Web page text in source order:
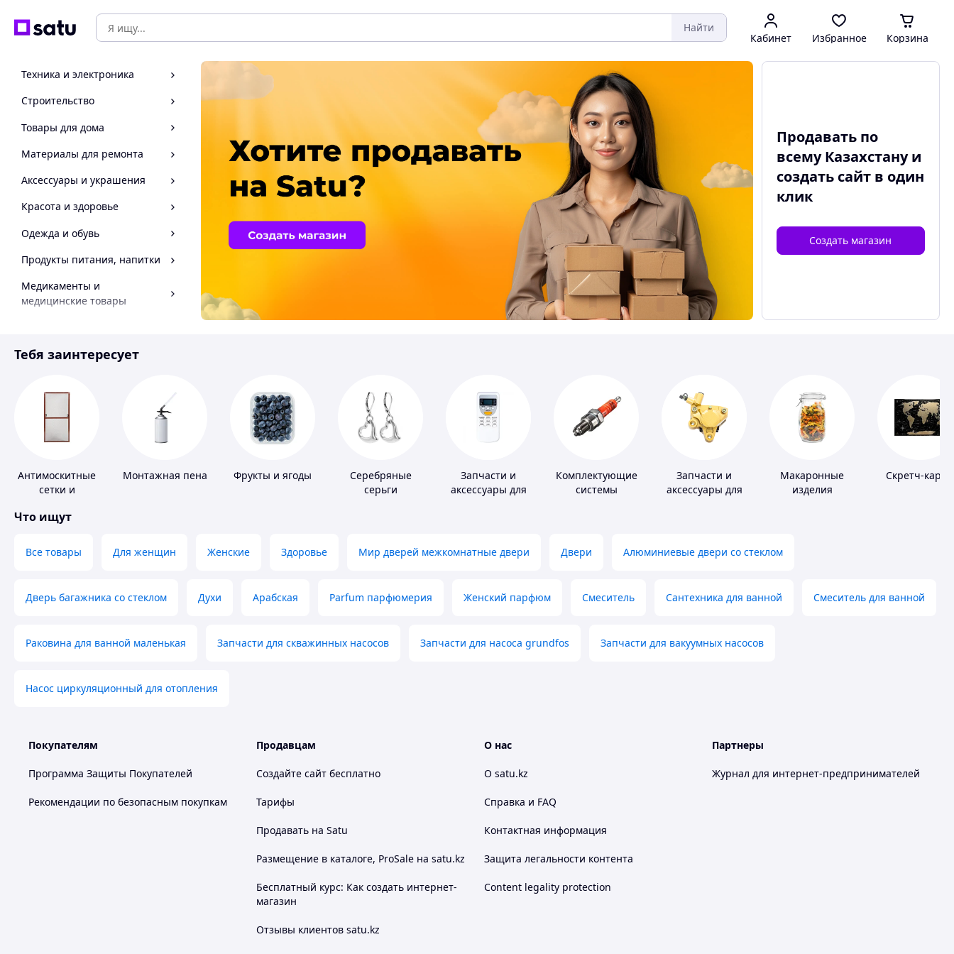
Найти
Кабинет Избранное Корзина
Техника и электроника
Строительство
Товары для дома
Материалы для ремонта
Аксессуары и украшения
Красота и здоровье
Одежда и обувь
Продукты питания, напитки
Медикаменты и
медицинские товары
Инструмент
Продавать по
всему Казахстану и
создать сайтв один
клик
Создать магазин
Тебя заинтересует
Антимоскитные
сетки и
к ним
Монтажная пена Фрукты и ягоды
Серебряные
серьги
Запчасти и
аксессуары для
Комплектующие
системы
Запчасти и
аксессуары для
Макаронные
изделия
Скретч-карты
Что ищут
Все товары Для женщин Женские Здоровье Мир дверей межкомнатные двери Двери Алюминиевые двери со стеклом
Дверь багажника со стеклом Духи Арабская Parfum парфюмерия Женский парфюм Смеситель Сантехника для ванной Смеситель для ванной
Раковина для ванной маленькая Запчасти для скважинных насосов Запчасти для насоса grundfos Запчасти для вакуумных насосов
Насос циркуляционный для отопления
Покупателям
Программа Защиты Покупателей
Рекомендации по безопасным покупкам
Продавцам
Создайте сайт бесплатно
Тарифы
Продавать на Satu
Размещение в каталоге, ProSale на satu.kz
Бесплатный курс: Как создать интернет-
магазин
Отзывы клиентов satu.kz
О нас
О satu.kz
Справка и FAQ
Контактная информация
Защита легальности контента
Content legality protection
Партнеры
Журнал для интернет-предпринимателей